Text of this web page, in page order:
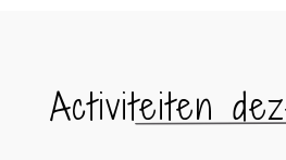
Activiteiten